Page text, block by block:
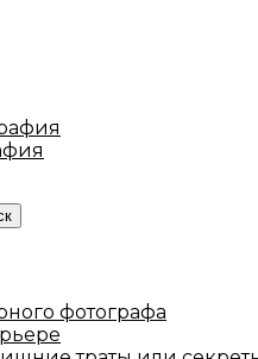
фотографа